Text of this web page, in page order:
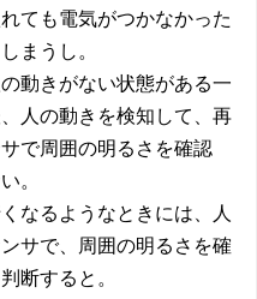
ても電気がつかなかった
まうし。
動きがない状態がある一
人の動きを検知して、再
で周囲の明るさを確認
。
なるようなときには、人
サで、周囲の明るさを確
断すると。